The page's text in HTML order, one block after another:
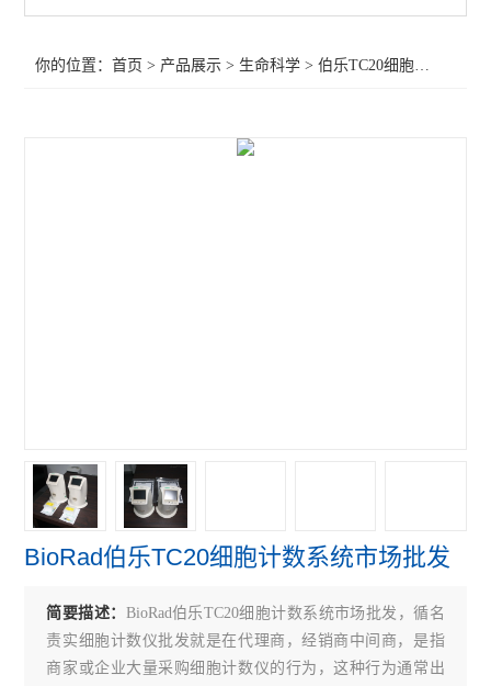
赛默飞311二氧化碳CO2培养箱
赛默飞QuantStudio7
赛默飞QuantStudio5 PCR
赛默飞QuantStudio3 PCR
伯乐CFX Connect PCR仪
你的位置：首页 > 产品展示 > 生命科学 >伯乐TC20细胞计数器
BioRad伯乐TC20细胞计数系统市场批发
简要描述： BioRad伯乐TC20细胞计数系统市场批发，循名
责实细胞计数仪批发就是在代理商，经销商中间商，是指
商家或企业大量采购细胞计数仪的行为，这种行为通常出